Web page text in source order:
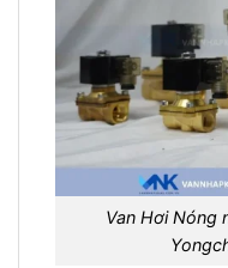
Van Hơi Nóng